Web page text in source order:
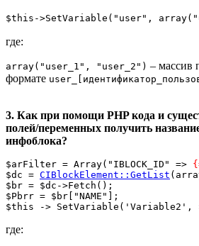
$this->SetVariable("user",
где:
array("user_1", "user_2") – массив
формате
3. Как при помощи PHP кода и
полей/переменных получить
инфоблока?
$arFilter = Array("IBLOCK_ID" =>
$dc = CIBlockElement::GetList
$br = $dc->Fetch();
$Pbrr = $br["NAME"];
где: